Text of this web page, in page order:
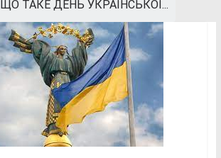
ЩО ТАКЕ ДЕНЬ УКРАЇНСЬКОЇ...